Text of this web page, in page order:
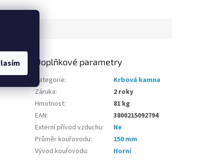
Doplňkové parametry
Kategorie:
Krbová kamna
Záruka:
2 roky
Hmotnost:
81 kg
EAN:
3800215092794
Externí přívod vzduchu:
Ne
Průměr kouřovodu:
150 mm
Vývod kouřovodu: Horní